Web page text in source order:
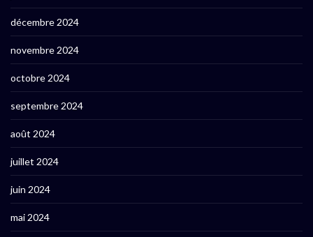
décembre 2024
novembre 2024
octobre 2024
septembre 2024
août 2024
juillet 2024
juin 2024
mai 2024